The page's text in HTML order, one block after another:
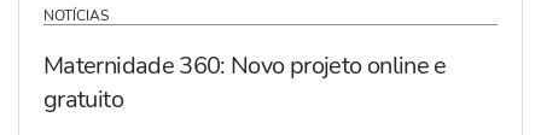
NOTÍCIAS
Maternidade 360: Novo projeto online e
gratuito